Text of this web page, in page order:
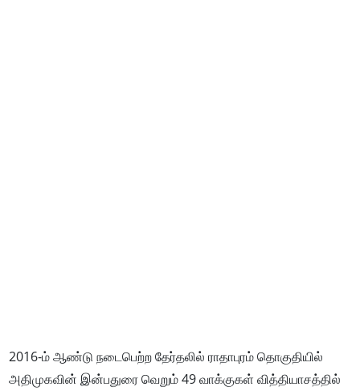
2016-ம் ஆண்டு நடைபெற்ற தேர்தலில் ராதாபுரம் தொகுதியில்
அதிமுகவின் இன்பதுரை வெறும் 49 வாக்குகள் வித்தியாசத்தில்